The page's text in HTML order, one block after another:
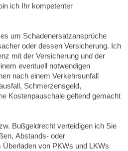
ich Ihr kompetenter
um Schadenersatzansprüche
oder dessen Versicherung. Ich
mit der Versicherung und der
eventuell notwendigen
nach einem Verkehrsunfall
Schmerzensgeld,
Kostenpauschale geltend gemacht
Bußgeldrecht verteidigen ich Sie
Abstands- oder
von PKWs und LKWs